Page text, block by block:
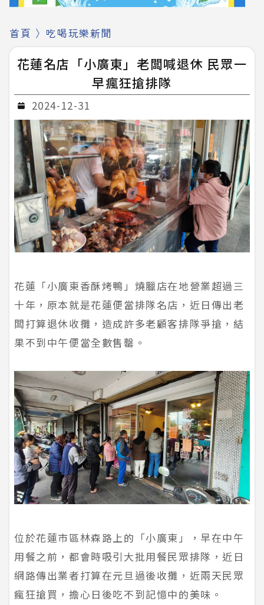
首頁 〉 吃喝玩樂新聞
花蓮名店「小廣東」老闆喊退休 民眾一
早瘋狂搶排隊
2024-12-31
花蓮「小廣東香酥烤鴨」燒臘店在地營業超過三
十年，原本就是花蓮便當排隊名店，近日傳出老
闆打算退休收攤，造成許多老顧客排隊爭搶，結
果不到中午便當全數售罄。
位於花蓮市區林森路上的「小廣東」，早在中午
用餐之前，都會時吸引大批用餐民眾排隊，近日
網路傳出業者打算在元旦過後收攤，近兩天民眾
瘋狂搶買，擔心日後吃不到記憶中的美味。